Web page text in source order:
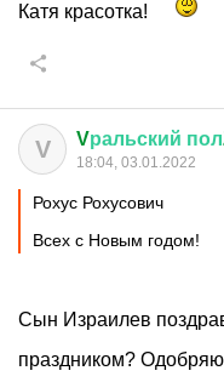
Катя красотка!
V Vральский пол
18:04, 03.01.2022
Рохус Рохусович
Всех с Новым годом!
Сын Израилев
праздником?